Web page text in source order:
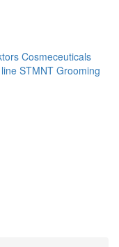
Cosmeceuticals
STMNT Grooming